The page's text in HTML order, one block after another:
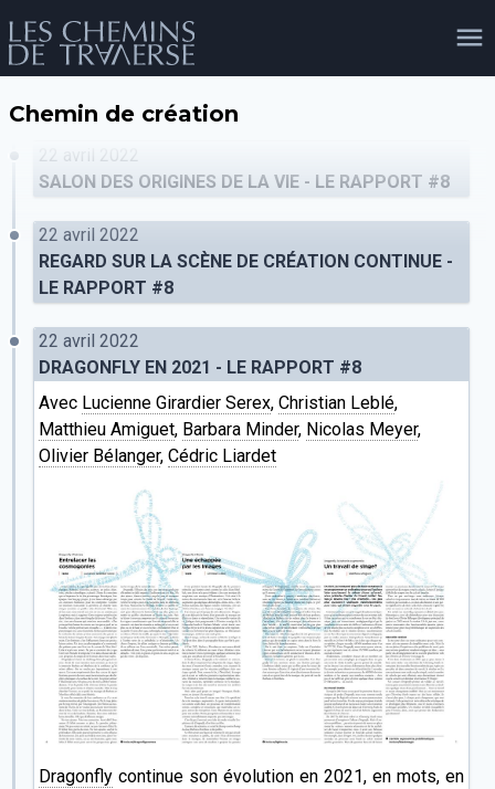
email
évènements
publics
Chemin de création
22 avril 2022
SALON DES ORIGINES DE LA VIE - LE RAPPORT #8
22 avril 2022
REGARD SUR LA SCÈNE DE CRÉATION CONTINUE -
LE RAPPORT #8
22 avril 2022
DRAGONFLY EN 2021 - LE RAPPORT #8
Avec Lucienne Girardier Serex, Christian Leblé,
Matthieu Amiguet, Barbara Minder, Nicolas Meyer,
Olivier Bélanger, Cédric Liardet
Dragonfly continue son évolution en 2021, en mots, en